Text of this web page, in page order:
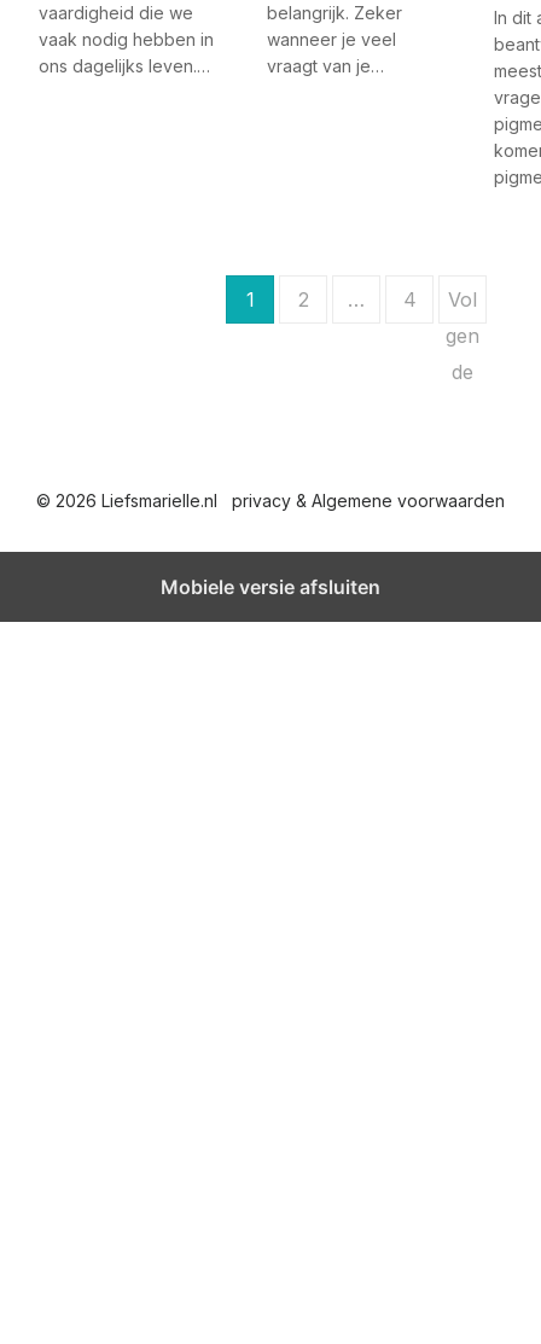
vaardigheid die we
vaak nodig hebben in
ons dagelijks leven.…
belangrijk. Zeker
wanneer je veel
vraagt van je…
In dit
h
t
1 2 … 4
Vol
gen
de
© 2026 Liefsmarielle.nl privacy & Algemene voorwaarden
Mobiele versie afsluiten